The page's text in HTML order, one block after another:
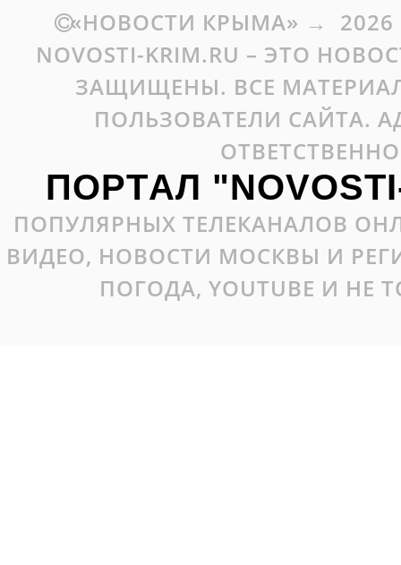
«НОВОСТИ КРЫМА» → 2026
NOVOSTI-KRIM.RU – ЭТО
ЗАЩИЩЕНЫ. ВСЕ
ПОЛЬЗОВАТЕЛИ САЙТА.
ПОРТАЛ
ПОПУЛЯРНЫХ ТЕЛЕКАНАЛОВ
ВИДЕО, НОВОСТИ МОСКВЫ И
ПОГОДА, YOUTUBE И